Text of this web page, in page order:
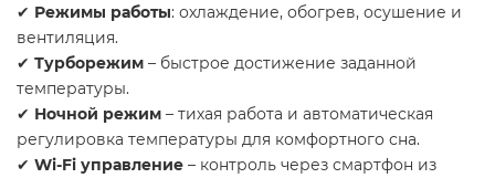
✔ Режимы работы: охлаждение, обогрев, осушение и
вентиляция.
✔ Турборежим – быстрое достижение заданной
температуры.
✔ Ночной режим – тихая работа и автоматическая
регулировка температуры для комфортного сна.
✔ Wi-Fi управление – контроль через смартфон из